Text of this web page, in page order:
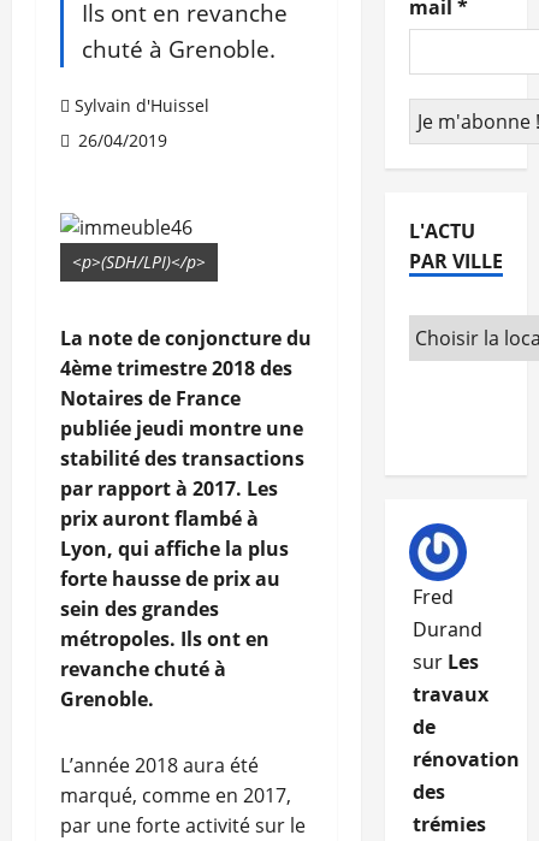
Ils ont en revanche
chuté à Grenoble.
Sylvain d'Huissel
26/04/2019
<p>(SDH/LPI)</p>
La note de conjoncture du
4ème trimestre 2018 des
Notaires de France
publiée jeudi montre une
stabilité des transactions
par rapport à 2017. Les
prix auront flambé à
Lyon, qui affiche la plus
forte hausse de prix au
sein des grandes
métropoles. Ils ont en
revanche chuté à
Grenoble.
L’année 2018 aura été
marqué, comme en 2017,
par une forte activité sur le
mail *
L'ACTU
PAR VILLE
Fred
Durand
sur Les
travaux
de
rénovation
des
trémies